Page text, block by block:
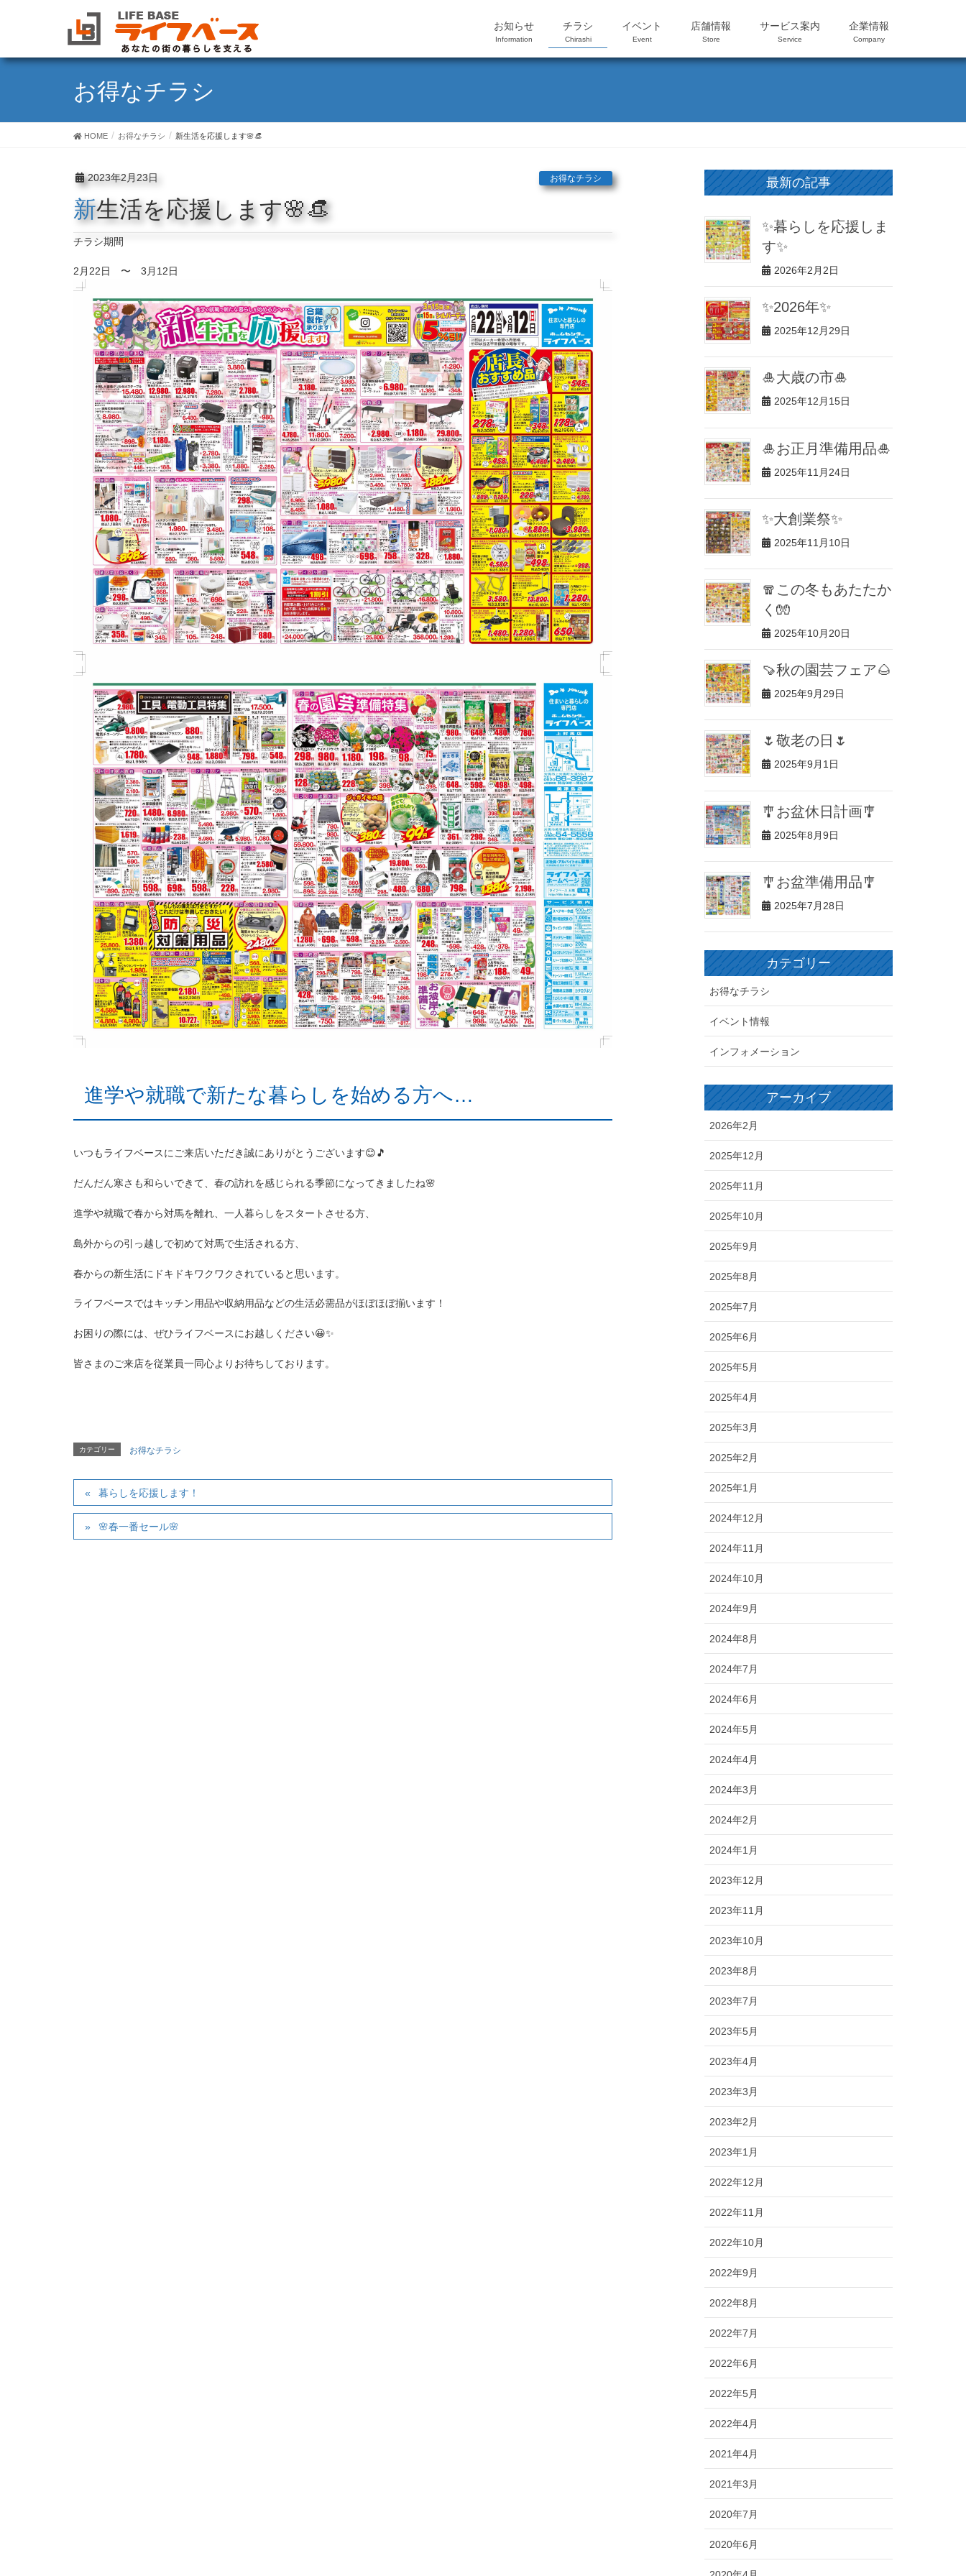
お知らせ
Information
チラシ
Chirashi
イベント
Event
店舗情報
Store
サービス案内
Service
企業情報
Company
お得なチラシ
HOME お得なチラシ 新生活を応援します🌸👒
2023年2月23日 お得なチラシ
新生活を応援します🌸👒
チラシ期間
2月22日 〜 3月12日
進学や就職で新たな暮らしを始める方へ…
いつもライフベースにご来店いただき誠にありがとうございます😊🎵
だんだん寒さも和らいできて、春の訪れを感じられる季節になってきましたね🌸
進学や就職で春から対馬を離れ、一人暮らしをスタートさせる方、
島外からの引っ越しで初めて対馬で生活される方、
春からの新生活にドキドキワクワクされていると思います。
ライフベースではキッチン用品や収納用品などの生活必需品がほぼほぼ揃います！
お困りの際には、ぜひライフベースにお越しください😀✨
皆さまのご来店を従業員一同心よりお待ちしております。
カテゴリー お得なチラシ
暮らしを応援します！
🌸春一番セール🌸
最新の記事
✨暮らしを応援しま
す✨
2026年2月2日
✨2026年✨
2025年12月29日
🎍大歳の市🎍
2025年12月15日
🎍お正月準備用品🎍
2025年11月24日
✨大創業祭✨
2025年11月10日
🧣この冬もあたたか
く🧤
2025年10月20日
🍠秋の園芸フェア🌰
2025年9月29日
🌷敬老の日🌷
2025年9月1日
🎐お盆休日計画🎐
2025年8月9日
🎐お盆準備用品🎐
2025年7月28日
カテゴリー
お得なチラシ
イベント情報
インフォメーション
アーカイブ
2026年2月
2025年12月
2025年11月
2025年10月
2025年9月
2025年8月
2025年7月
2025年6月
2025年5月
2025年4月
2025年3月
2025年2月
2025年1月
2024年12月
2024年11月
2024年10月
2024年9月
2024年8月
2024年7月
2024年6月
2024年5月
2024年4月
2024年3月
2024年2月
2024年1月
2023年12月
2023年11月
2023年10月
2023年8月
2023年7月
2023年5月
2023年4月
2023年3月
2023年2月
2023年1月
2022年12月
2022年11月
2022年10月
2022年9月
2022年8月
2022年7月
2022年6月
2022年5月
2022年4月
2021年4月
2021年3月
2020年7月
2020年6月